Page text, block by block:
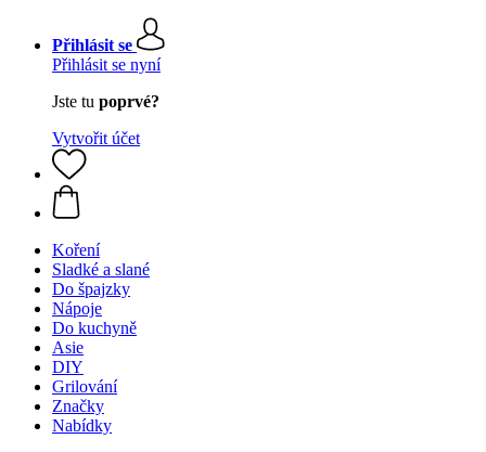
Přihlásit se
Přihlásit se nyní
Jste tu poprvé?
Vytvořit účet
Koření
Sladké a slané
Do špajzky
Nápoje
Do kuchyně
Asie
DIY
Grilování
Značky
Nabídky